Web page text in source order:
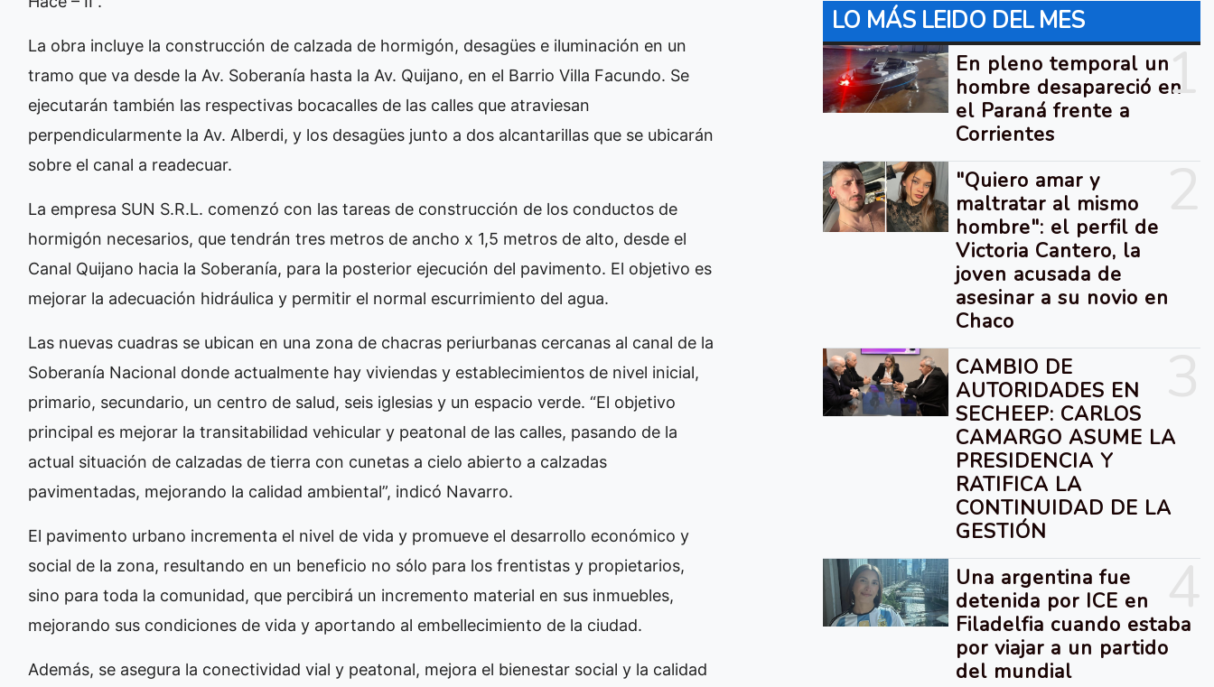
La obra incluye la construcción de calzada de hormigón, desagües e iluminación en un
tramo que va desde la Av. Soberanía hasta la Av. Quijano, en el Barrio Villa Facundo. Se
ejecutarán también las respectivas bocacalles de las calles que atraviesan
perpendicularmente la Av. Alberdi, y los desagües junto a dos alcantarillas que se ubicarán
sobre el canal a readecuar.
La empresa SUN S.R.L. comenzó con las tareas de construcción de los conductos de
hormigón necesarios, que tendrán tres metros de ancho x 1,5 metros de alto, desde el
Canal Quijano hacia la Soberanía, para la posterior ejecución del pavimento. El objetivo es
mejorar la adecuación hidráulica y permitir el normal escurrimiento del agua.
Las nuevas cuadras se ubican en una zona de chacras periurbanas cercanas al canal de la
Soberanía Nacional donde actualmente hay viviendas y establecimientos de nivel inicial,
primario, secundario, un centro de salud, seis iglesias y un espacio verde. “El objetivo
principal es mejorar la transitabilidad vehicular y peatonal de las calles, pasando de la
actual situación de calzadas de tierra con cunetas a cielo abierto a calzadas
pavimentadas, mejorando la calidad ambiental”, indicó Navarro.
El pavimento urbano incrementa el nivel de vida y promueve el desarrollo económico y
social de la zona, resultando en un beneficio no sólo para los frentistas y propietarios,
sino para toda la comunidad, que percibirá un incremento material en sus inmuebles,
mejorando sus condiciones de vida y aportando al embellecimiento de la ciudad.
Además, se asegura la conectividad vial y peatonal, mejora el bienestar social y la calidad
LO MÁS LEIDO DEL MES
1
En pleno temporal un
hombre desapareció en
el Paraná frente a
Corrientes
"Quiero amar y
maltratar al mismo
hombre": el perfil de
Victoria Cantero, la
joven acusada de
asesinar a su novio en
Chaco
CAMBIO DE
AUTORIDADES EN
SECHEEP: CARLOS
CAMARGO ASUME LA
PRESIDENCIA Y
RATIFICA LA
CONTINUIDAD DE LA
GESTIÓN
Una argentina fue
detenida por ICE en
Filadelfia cuando estaba
por viajar a un partido
del mundial